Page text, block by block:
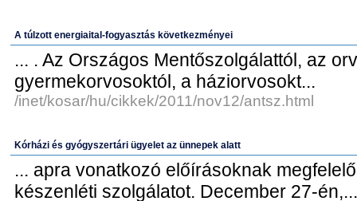
A túlzott energiaital-fogyasztás következményei
... . Az Országos Mentőszolgálattól, az
gyermekorvosoktól, a háziorvosokt...
/inet/kosar/hu/cikkek/2011/nov12/antsz.html
Kórházi és gyógyszertári ügyelet az ünnepek alatt
... apra vonatkozó előírásoknak
készenléti szolgálatot. December 27-én,...